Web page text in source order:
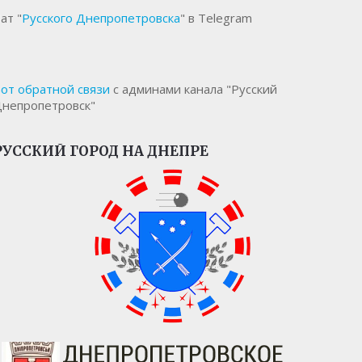
"Русского Днепропетровска" в Telegram
обратной связи с админами канала "Русский
ГОРОД НА ДНЕПРЕ